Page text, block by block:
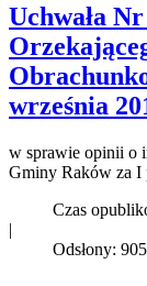
Uchwała
września
w sprawie opinii o
Gminy Raków za I
Czas
|
Odsłony: 905